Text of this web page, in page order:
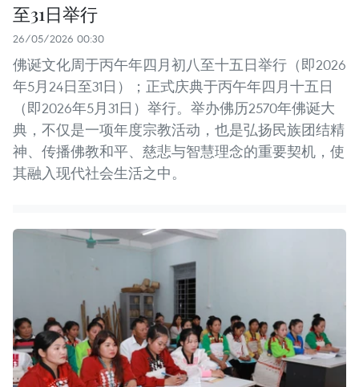
至31日举行
26/05/2026 00:30
佛诞文化周于丙午年四月初八至十五日举行（即2026
年5月24日至31日）；正式庆典于丙午年四月十五日
（即2026年5月31日）举行。举办佛历2570年佛诞大
典，不仅是一项年度宗教活动，也是弘扬民族团结精
神、传播佛教和平、慈悲与智慧理念的重要契机，使
其融入现代社会生活之中。